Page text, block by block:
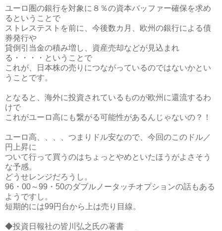
ユーロ圏の銀行を対象に８％の資本バッファー確保を求め
るということで
ストレステストを前に、今後数カ月、欧州の銀行による債
券発行や
貸倒引当金の積み増し、資産売却などが見込まれ
る・・・・ということで
これが、日本株の売りにつながっているのではないかとい
うことです。
となると、海外に投資されているものが欧州に還流するわ
けで
これがユーロ高にも繋がる可能性があるんじゃないの？！
ユーロ高、、、、つまりドル安なので、今回のこのドル／
円上昇に
ついて行って買うのはちょっとやめといたほうがよさそう
な予感。
どうせレンジだろうし。
96・00～99・50のダブルノータッチオプションの話もある
ようですし。
短期的には99円台から上は売り目線。
◆投資日報社の皆川弘之氏の著書